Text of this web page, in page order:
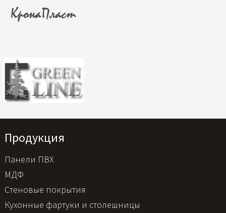
Продукция
Панели ПВХ
МДФ
Стеновые покрытия
Кухонные фартуки и столешницы